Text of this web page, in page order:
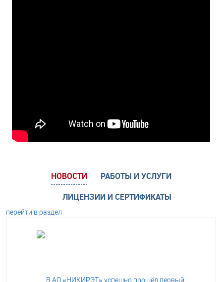
НОВОСТИ
РАБОТЫ И УСЛУГИ
ЛИЦЕНЗИИ И СЕРТИФИКАТЫ
перейти в раздел